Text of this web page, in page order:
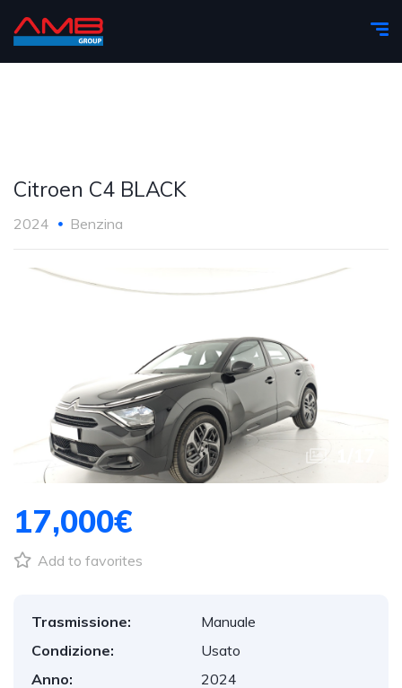
Citroen C4 BLACK
2024 Benzina
17,000€
Add to favorites
Trasmissione:
Manuale
Condizione:
Usato
Anno:
2024